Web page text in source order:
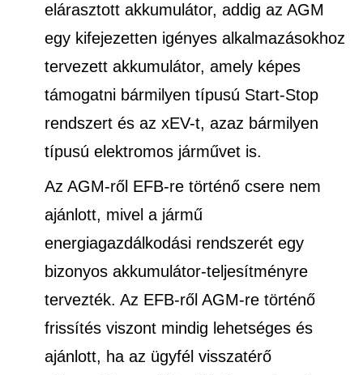
elárasztott akkumulátor, addig az AGM
egy kifejezetten igényes alkalmazásokhoz
tervezett akkumulátor, amely képes
támogatni bármilyen típusú Start-Stop
rendszert és az xEV-t, azaz bármilyen
típusú elektromos járművet is.
Az AGM-ről EFB-re történő csere nem
ajánlott, mivel a jármű
energiagazdálkodási rendszerét egy
bizonyos akkumulátor-teljesítményre
tervezték. Az EFB-ről AGM-re történő
frissítés viszont mindig lehetséges és
ajánlott, ha az ügyfél visszatérő